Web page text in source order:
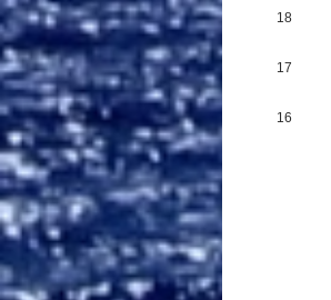
18
17
16